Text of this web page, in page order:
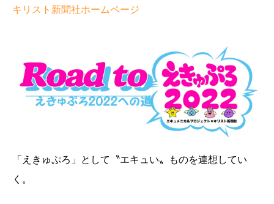
キリスト新聞社ホームページ
「えきゅぷろ」として〝エキュい〟ものを連想してい
く。